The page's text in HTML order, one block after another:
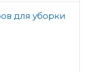
для уборки